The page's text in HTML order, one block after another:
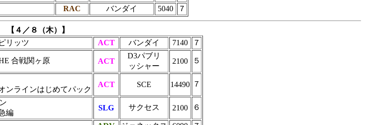
RAC バンダイ 5040 ７
【４／８（木）】
リッツ ACT バンダイ 7140 ７
合戦関ヶ原 ACT
D3パブリ
ッシャー
2100 ５
ンラインはじめてパック
ACT SCE 14490 ７
編
SLG サクセス 2100 ６